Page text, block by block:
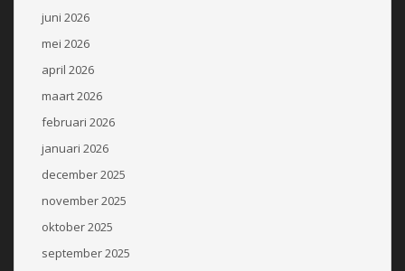
juni 2026
mei 2026
april 2026
maart 2026
februari 2026
januari 2026
december 2025
november 2025
oktober 2025
september 2025